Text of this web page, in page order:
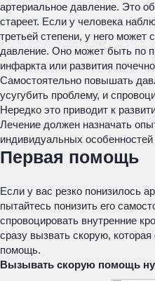
артериальное давление. Это
стареет. Если у человека
третьей степени, у него может
давление. Оно может быть по
инфаркта или развития
Самостоятельно повышать
усугубить проблему, и
Нередко это приводит к
Лечение должен назначать
индивидуальных особенностей
Первая помощь
Если у вас резко понизилось
пытайтесь понизить его
спровоцировать внутренние
сразу вызвать скорую,
помощь.
Вызывать скорую помощь